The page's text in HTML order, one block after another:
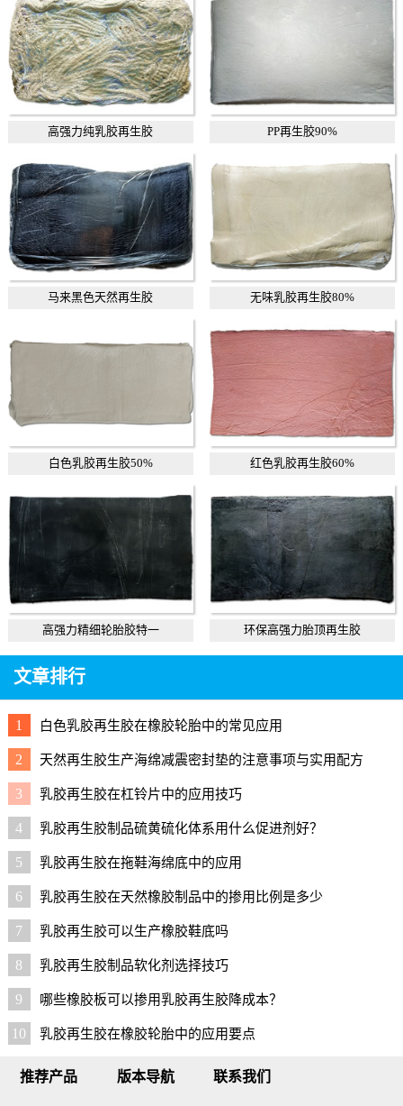
高强力纯乳胶再生胶 PP再生胶90%
马来黑色天然再生胶 无味乳胶再生胶80%
白色乳胶再生胶50% 红色乳胶再生胶60%
高强力精细轮胎胶特一 环保高强力胎顶再生胶
文章排行
1 白色乳胶再生胶在橡胶轮胎中的常见应用
2 天然再生胶生产海绵减震密封垫的注意事项与实用配方
3 乳胶再生胶在杠铃片中的应用技巧
4 乳胶再生胶制品硫黄硫化体系用什么促进剂好？
5 乳胶再生胶在拖鞋海绵底中的应用
6 乳胶再生胶在天然橡胶制品中的掺用比例是多少
7 乳胶再生胶可以生产橡胶鞋底吗
8 乳胶再生胶制品软化剂选择技巧
9 哪些橡胶板可以掺用乳胶再生胶降成本？
10 乳胶再生胶在橡胶轮胎中的应用要点
推荐产品 版本导航 联系我们